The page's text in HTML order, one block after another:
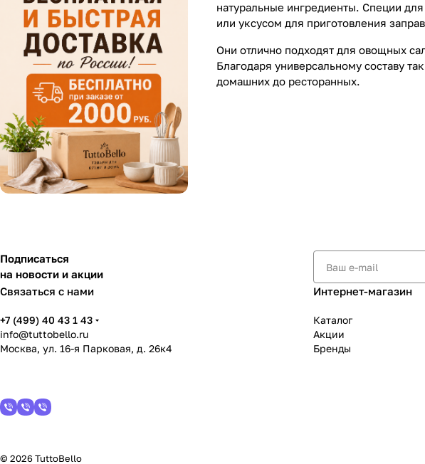
натуральные ингредиенты. Специи
или уксусом для приготовления
Они отлично подходят для овощных
Благодаря универсальному составу
домашних до ресторанных.
Подписаться
на новости и акции
Связаться с нами
+7 (499) 40 43 1 43
info@tuttobello.ru
Москва, ул. 16-я Парковая, д. 26к4
Интернет-магазин
Каталог
Акции
Бренды
© 2026 TuttoBello